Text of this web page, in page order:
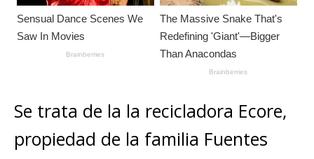
Se trata de la la recicladora Ecore,
propiedad de la familia Fuentes